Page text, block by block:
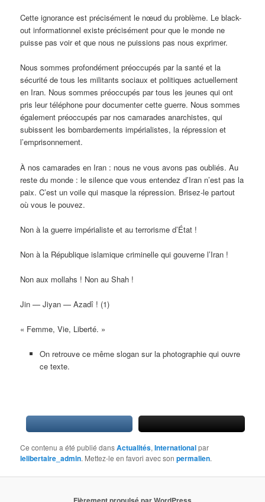
Cette ignorance est précisément le nœud du problème. Le black-
out informationnel existe précisément pour que le monde ne
puisse pas voir et que nous ne puissions pas nous exprimer.
Nous sommes profondément préoccupés par la santé et la
sécurité de tous les militants sociaux et politiques actuellement
en Iran. Nous sommes préoccupés par tous les jeunes qui ont
pris leur téléphone pour documenter cette guerre. Nous sommes
également préoccupés par nos camarades anarchistes, qui
subissent les bombardements impérialistes, la répression et
l’emprisonnement.
À nos camarades en Iran : nous ne vous avons pas oubliés. Au
reste du monde : le silence que vous entendez d’Iran n’est pas la
paix. C’est un voile qui masque la répression. Brisez-le partout
où vous le pouvez.
Non à la guerre impérialiste et au terrorisme d’État !
Non à la République islamique criminelle qui gouverne l’Iran !
Non aux mollahs ! Non au Shah !
Jin — Jiyan — Azadî ! (1)
« Femme, Vie, Liberté. »
On retrouve ce même slogan sur la photographie qui ouvre
ce texte.
Ce contenu a été publié dansActualités,Internationalpar
lelibertaire_admin. Mettez-le en favori avec sonpermalien.